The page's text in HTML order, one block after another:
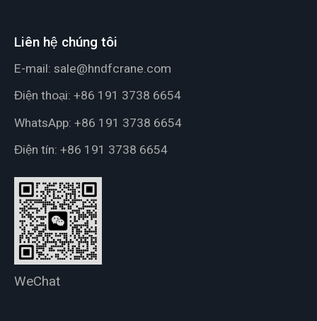
Liên hệ chúng tôi
E-mail: sale@hndfcrane.com
Điện thoại: +86 191 3738 6654
WhatsApp: +86 191 3738 6654
Điện tín: +86 191 3738 6654
WeChat